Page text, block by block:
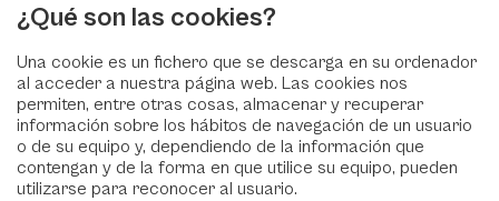
¿Qué son las cookies?
Una cookie es un fichero que se descarga en su ordenador
al acceder a nuestra página web. Las cookies nos
permiten, entre otras cosas, almacenar y recuperar
información sobre los hábitos de navegación de un usuario
o de su equipo y, dependiendo de la información que
contengan y de la forma en que utilice su equipo, pueden
utilizarse para reconocer al usuario.